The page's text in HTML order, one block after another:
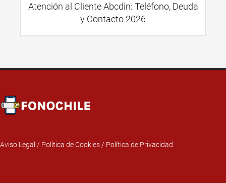
Atención al Cliente Abcdin: Teléfono, Deuda
y Contacto 2026
Aviso Legal / Política de Cookies/ Política de Privacidad